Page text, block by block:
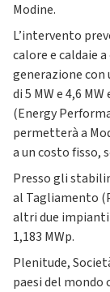
Modine.
L’intervento
calore e caldaie
generazione
di 5 MW e 4,6
(Energy
permetterà a
a un costo fisso,
Presso gli
al Tagliamento
altri due
1,183 MWp.
Plenitude,
paesi del mondo